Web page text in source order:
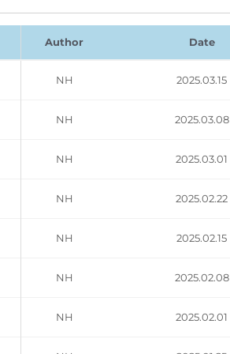
Author Date
NH 2025.03.15
NH 2025.03.08
NH 2025.03.01
NH 2025.02.22
NH 2025.02.15
NH 2025.02.08
NH 2025.02.01